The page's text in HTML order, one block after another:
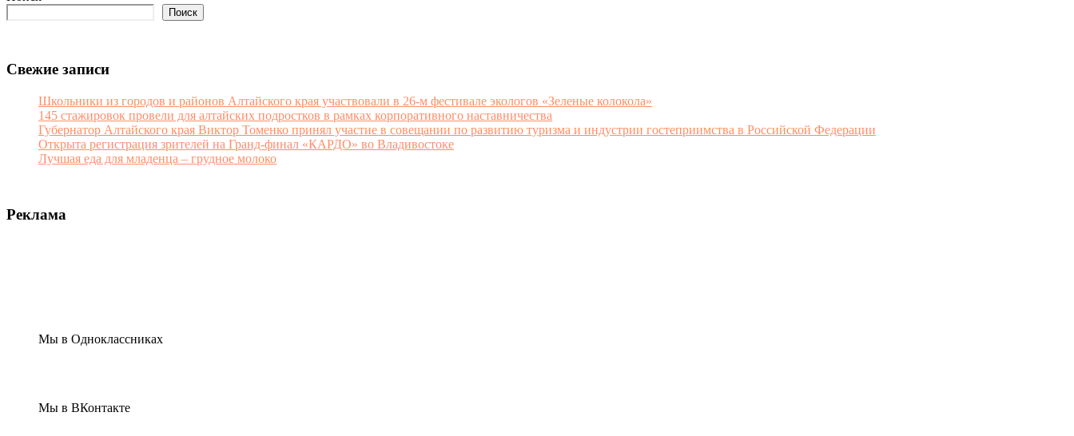
Поиск
Свежие записи
Школьники из городов и районов Алтайского края участвовали в 26-м фестивале экологов «Зеленые колокола»
145 стажировок провели для алтайских подростков в рамках корпоративного наставничества
Губернатор Алтайского края Виктор Томенко принял участие в совещании по развитию туризма и индустрии гостеприимства в Российской Федерации
Открыта регистрация зрителей на Гранд-финал «КАРДО» во Владивостоке
Лучшая еда для младенца – грудное молоко
Реклама
Мы в Одноклассниках
Мы в ВКонтакте